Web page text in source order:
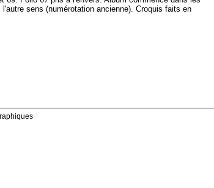
sens (numérotation ancienne). Croquis faits en